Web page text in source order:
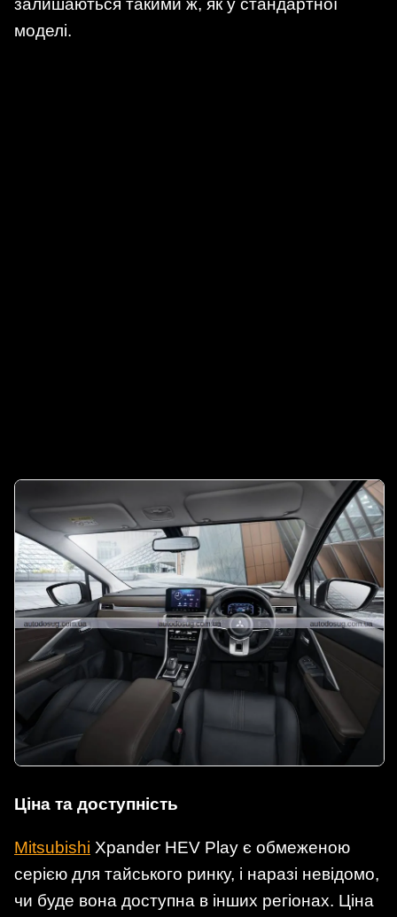
залишаються такими ж, як у стандартної
моделі.
Ціна та доступність
Mitsubishi Xpander HEV Play є обмеженою
серією для тайського ринку, і наразі невідомо,
чи буде вона доступна в інших регіонах. Ціна